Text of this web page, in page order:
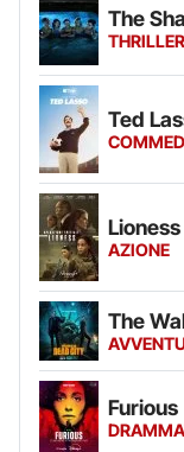
The
THRILLER
Ted
Lioness
AZIONE
The
Furious